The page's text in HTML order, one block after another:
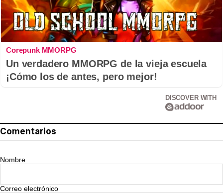
Corepunk MMORPG
Un verdadero MMORPG de la vieja escuela
¡Cómo los de antes, pero mejor!
DISCOVER WITH
Comentarios
Nombre
Correo electrónico